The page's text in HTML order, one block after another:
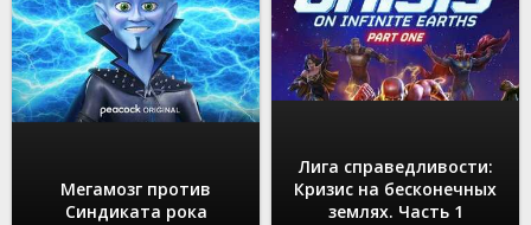
Мегамозг против
Синдиката рока
Лига справедливости:
Кризис на бесконечных
землях. Часть 1